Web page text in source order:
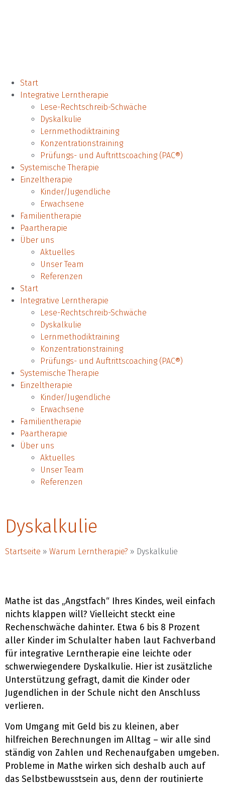
Start
Integrative Lerntherapie
Lese-Rechtschreib-Schwäche
Dyskalkulie
Lern­methodik­training
Konzentrationstraining
Prüfungs- und Auftrittscoaching (PAC®)
Systemische Therapie
Einzeltherapie
Kinder/Jugendliche
Erwachsene
Familientherapie
Paartherapie
Über uns
Aktuelles
Unser Team
Referenzen
Start
Integrative Lerntherapie
Lese-Rechtschreib-Schwäche
Dyskalkulie
Lern­methodik­training
Konzentrationstraining
Prüfungs- und Auftrittscoaching (PAC®)
Systemische Therapie
Einzeltherapie
Kinder/Jugendliche
Erwachsene
Familientherapie
Paartherapie
Über uns
Aktuelles
Unser Team
Referenzen
Dyskalkulie
Startseite » Warum Lerntherapie? » Dyskalkulie
Mathe ist das „Angstfach“ Ihres Kindes, weil einfach
nichts klappen will? Vielleicht steckt eine
Rechenschwäche dahinter. Etwa 6 bis 8 Prozent
aller Kinder im Schulalter haben laut Fachverband
für integrative Lerntherapie eine leichte oder
schwerwiegendere Dyskalkulie. Hier ist zusätzliche
Unterstützung gefragt, damit die Kinder oder
Jugendlichen in der Schule nicht den Anschluss
verlieren.
Vom Umgang mit Geld bis zu kleinen, aber
hilfreichen Berechnungen im Alltag – wir alle sind
ständig von Zahlen und Rechenaufgaben umgeben.
Probleme in Mathe wirken sich deshalb auch auf
das Selbstbewusstsein aus, denn der routinierte